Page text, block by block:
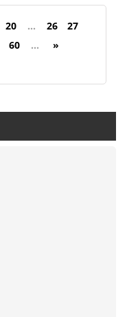
20 ... 26
27
60 ...
»